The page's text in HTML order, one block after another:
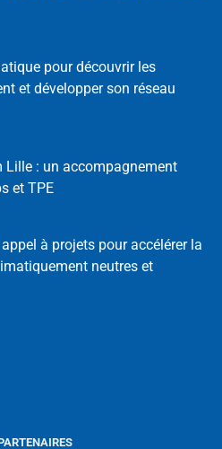
pour découvrir les
et développer son réseau
Lille : un accompagnement
et TPE
à projets pour accélérer la
neutres et